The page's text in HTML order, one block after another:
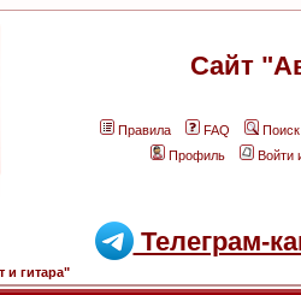
Сайт
Правила FAQ
Поиск
Профиль
Войти
Телеграм-
и гитара"